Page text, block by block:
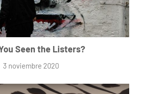
Seen the Listers?
3 noviembre 2020